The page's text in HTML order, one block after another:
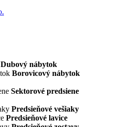
Dubový nábytok
Borovicový nábytok
Sektorové predsiene
Predsieňové vešiaky
Predsieňové lavice